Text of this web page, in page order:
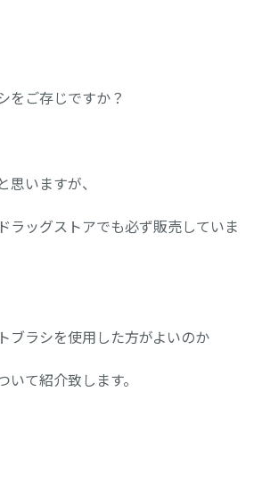
をご存じですか？
いますが、
ラッグストアでも必ず販売していま
ブラシを使用した方がよいのか
て紹介致します。